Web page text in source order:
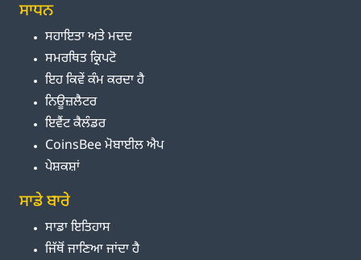
ਸਾਧਨ
ਸਹਾਇਤਾ ਅਤੇ ਮਦਦ
ਸਮਰਥਿਤ ਕ੍ਰਿਪਟੋ
ਇਹ ਕਿਵੇਂ ਕੰਮ ਕਰਦਾ ਹੈ
ਨਿਊਜ਼ਲੈਟਰ
ਇਵੈਂਟ ਕੈਲੰਡਰ
CoinsBee ਮੋਬਾਈਲ ਐਪ
ਪੇਸ਼ਕਸ਼ਾਂ
ਸਾਡੇ ਬਾਰੇ
ਸਾਡਾ ਇਤਿਹਾਸ
ਜਿੱਥੋਂ ਜਾਣਿਆ ਜਾਂਦਾ ਹੈ